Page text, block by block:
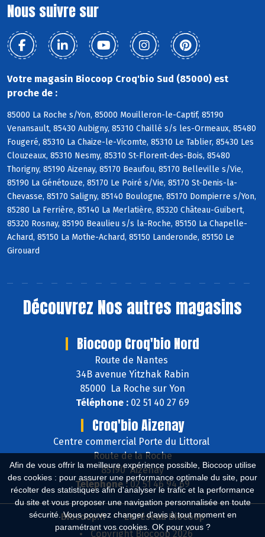
Afin de vous offrir la meilleure expérience possible, Biocoop utilise
des cookies : pour assurer une performance optimale du site, pour
récolter des statistiques afin d'analyser le trafic et la performance
du site et vous proposer une navigation personnalisée en toute
sécurité. Vous pouvez changer d'avis à tout moment en
paramétrant vos cookies. OK pour vous ?
Nous suivre sur
Votre magasin Biocoop Croq'bio Sud (85000) est
proche de :
85000 La Roche s/Yon, 85000 Mouilleron-le-Captif, 85190
Venansault, 85430 Aubigny, 85310 Chaillé s/s les-Ormeaux, 85480
Fougeré, 85310 La Chaize-le-Vicomte, 85310 Le Tablier, 85430 Les
Clouzeaux, 85310 Nesmy, 85310 St-Florent-des-Bois, 85480
Thorigny, 85190 Aizenay, 85170 Beaufou, 85170 Belleville s/Vie,
85190 La Génétouze, 85170 Le Poiré s/Vie, 85170 St-Denis-la-
Chevasse, 85170 Saligny, 85140 Boulogne, 85170 Dompierre s/Yon,
85280 La Ferrière, 85140 La Merlatière, 85320 Château-Guibert,
85320 Rosnay, 85190 Beaulieu s/s la-Roche, 85150 La Chapelle-
Achard, 85150 La Mothe-Achard, 85150 Landeronde, 85150 Le
Girouard
Découvrez Nos autres magasins
Biocoop Croq'bio Nord
Route de Nantes
34B avenue Yitzhak Rabin
85000 La Roche sur Yon
Téléphone : 02 51 40 27 69
Croq'bio Aizenay
Centre commercial Porte du Littoral
Route de la Roche
85190 Aizenay
Téléphone :02 51 46 94 69
Biocoop.fr
Le réseau Biocoop
Copyright Biocoop 2026